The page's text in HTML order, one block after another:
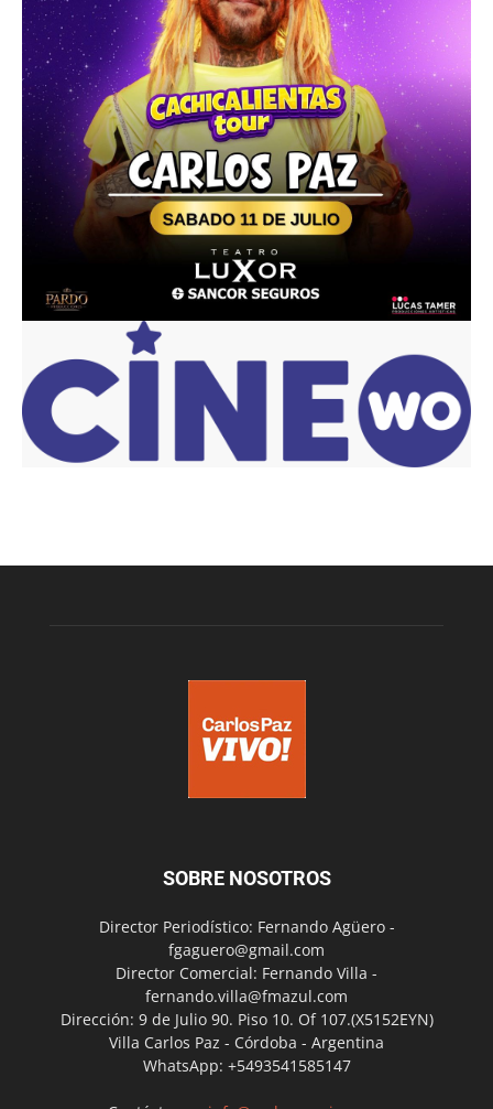
SOBRE NOSOTROS
Director Periodístico: Fernando Agüero -
fgaguero@gmail.com
Director Comercial: Fernando Villa -
fernando.villa@fmazul.com
Dirección: 9 de Julio 90. Piso 10. Of 107.(X5152EYN)
Villa Carlos Paz - Córdoba - Argentina
WhatsApp: +5493541585147